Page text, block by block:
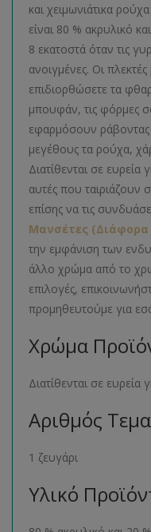
και χειμωνιάτικα
είναι 80 % ακρυλικό
8 εκατοστά όταν τις
ανοιγμένες. Οι
επιδιορθώσετε τα
μπουφάν, τις φόρμες
εφαρμόσουν
μεγέθους τα ρούχα,
Διατίθενται σε
αυτές που ταιριάζουν
επίσης να τις
Μανσέτες
την εμφάνιση των
άλλο χρώμα από το
επιλογές,
προμηθευτούμε για
Χρώμα
Διατίθενται σε
Αριθμός
1 ζευγάρι
Υλικό